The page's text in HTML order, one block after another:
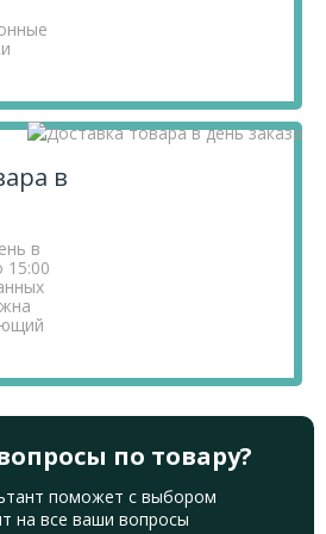
в
в
15:00
по товару?
поможет с выбором
на все ваши вопросы